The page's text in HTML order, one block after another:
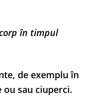
în timpul
de exemplu în
ou sau ciuperci.